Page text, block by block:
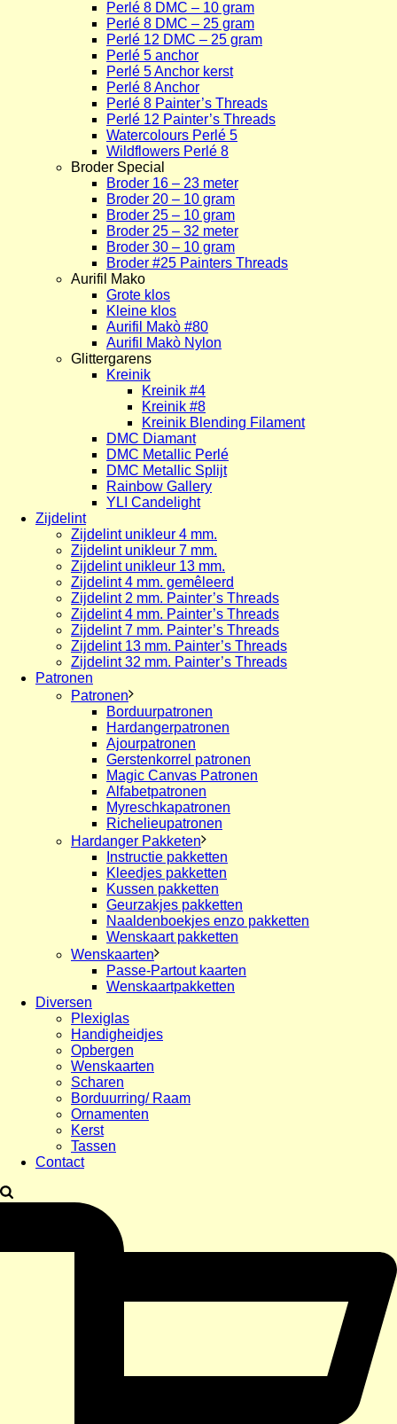
Perlé 8 DMC – 10 gram
Perlé 8 DMC – 25 gram
Perlé 12 DMC – 25 gram
Perlé 5 anchor
Perlé 5 Anchor kerst
Perlé 8 Anchor
Perlé 8 Painter’s Threads
Perlé 12 Painter’s Threads
Watercolours Perlé 5
Wildflowers Perlé 8
Broder Special
Broder 16 – 23 meter
Broder 20 – 10 gram
Broder 25 – 10 gram
Broder 25 – 32 meter
Broder 30 – 10 gram
Broder #25 Painters Threads
Aurifil Mako
Grote klos
Kleine klos
Aurifil Makò #80
Aurifil Makò Nylon
Glittergarens
Kreinik
Kreinik #4
Kreinik #8
Kreinik Blending Filament
DMC Diamant
DMC Metallic Perlé
DMC Metallic Splijt
Rainbow Gallery
YLI Candelight
Zijdelint
Zijdelint unikleur 4 mm.
Zijdelint unikleur 7 mm.
Zijdelint unikleur 13 mm.
Zijdelint 4 mm. gemêleerd
Zijdelint 2 mm. Painter’s Threads
Zijdelint 4 mm. Painter’s Threads
Zijdelint 7 mm. Painter’s Threads
Zijdelint 13 mm. Painter’s Threads
Zijdelint 32 mm. Painter’s Threads
Patronen
Patronen
Borduurpatronen
Hardangerpatronen
Ajourpatronen
Gerstenkorrel patronen
Magic Canvas Patronen
Alfabetpatronen
Myreschkapatronen
Richelieupatronen
Hardanger Pakketen
Instructie pakketten
Kleedjes pakketten
Kussen pakketten
Geurzakjes pakketten
Naaldenboekjes enzo pakketten
Wenskaart pakketten
Wenskaarten
Passe-Partout kaarten
Wenskaartpakketten
Diversen
Plexiglas
Handigheidjes
Opbergen
Wenskaarten
Scharen
Borduurring/ Raam
Ornamenten
Kerst
Tassen
Contact